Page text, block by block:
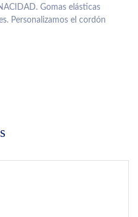
Gomas elásticas
Personalizamos el cordón